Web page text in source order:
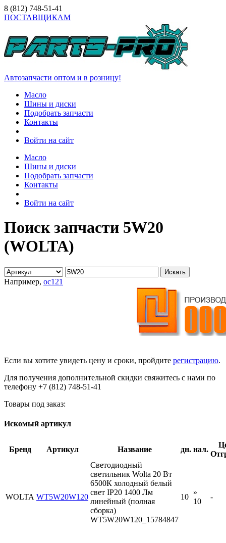
8 (812) 748-51-41
ПОСТАВЩИКАМ
Автозапчасти оптом и в розницу!
Масло
Шины и диски
Подобрать запчасти
Контакты
Войти на сайт
Масло
Шины и диски
Подобрать запчасти
Контакты
Войти на сайт
Поиск запчасти 5W20
(WOLTA)
Например, oc121
Если вы хотите увидеть цену и сроки, пройдите регистрацию.
Для получения дополнительной скидки свяжитесь с нами по
телефону +7 (812) 748-51-41
Товары под заказ:
Искомый артикул
Бренд Артикул Название дн. нал.
WOLTA WT5W20W120
Светодиодный
светильник Wolta 20 Вт
6500К холодный белый
свет IP20 1400 Лм
линейный (полная
сборка)
WT5W20W120_15784847
10
»
10
-